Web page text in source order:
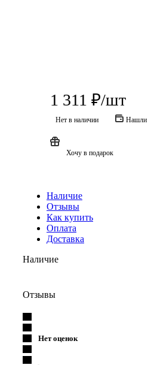
1 311 ₽/шт
Нет в наличии Нашли
Хочу в подарок
Наличие
Отзывы
Как купить
Оплата
Доставка
Наличие
Отзывы
Нет оценок